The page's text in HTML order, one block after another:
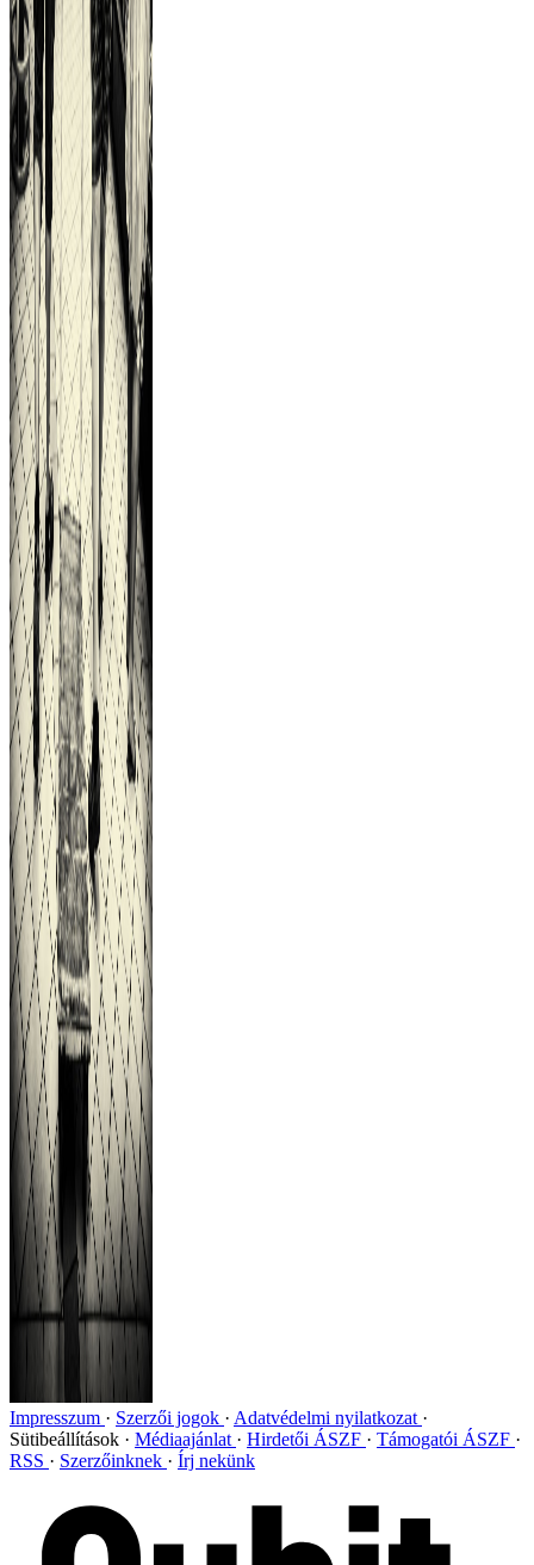
Impresszum Szerzői jogok
Adatvédelmi nyilatkozat
Sütibeállítások
Médiaajánlat Hirdetői ÁSZF
Támogatói ÁSZF
RSS
Szerzőinknek Írj nekünk